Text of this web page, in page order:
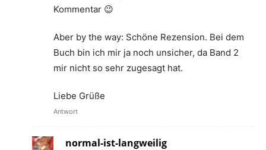
Kommentar 😉
Aber by the way: Schöne Rezension. Bei dem
Buch bin ich mir ja noch unsicher, da Band 2
mir nicht so sehr zugesagt hat.
Liebe Grüße
Antwort
normal-ist-langweilig